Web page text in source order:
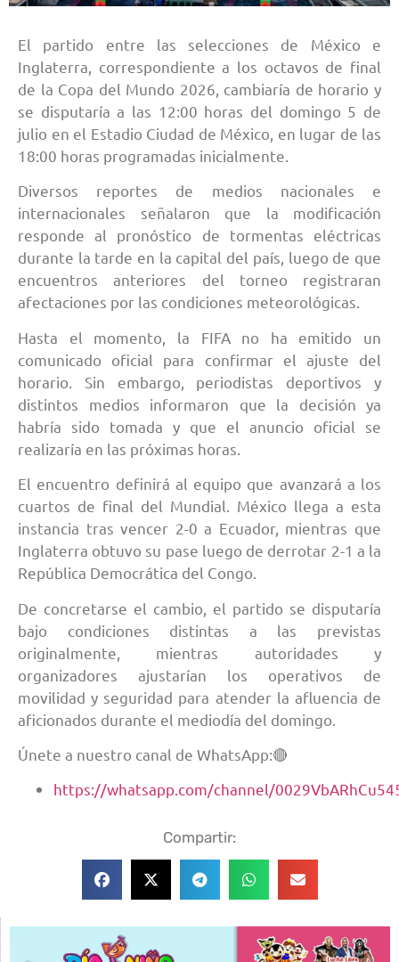
El partido entre las selecciones de México e
Inglaterra, correspondiente a los octavos de final
de la Copa del Mundo 2026, cambiaría de horario y
se disputaría a las 12:00 horas del domingo 5 de
julio en el Estadio Ciudad de México, en lugar de las
18:00 horas programadas inicialmente.
Diversos reportes de medios nacionales e
internacionales señalaron que la modificación
responde al pronóstico de tormentas eléctricas
durante la tarde en la capital del país, luego de que
encuentros anteriores del torneo registraran
afectaciones por las condiciones meteorológicas.
Hasta el momento, la FIFA no ha emitido un
comunicado oficial para confirmar el ajuste del
horario. Sin embargo, periodistas deportivos y
distintos medios informaron que la decisión ya
habría sido tomada y que el anuncio oficial se
realizaría en las próximas horas.
El encuentro definirá al equipo que avanzará a los
cuartos de final del Mundial. México llega a esta
instancia tras vencer 2-0 a Ecuador, mientras que
Inglaterra obtuvo su pase luego de derrotar 2-1 a la
República Democrática del Congo.
De concretarse el cambio, el partido se disputaría
bajo condiciones distintas a las previstas
originalmente, mientras autoridades y
organizadores ajustarían los operativos de
movilidad y seguridad para atender la afluencia de
aficionados durante el mediodía del domingo.
Únete a nuestro canal de WhatsApp:🔴
https://whatsapp.com/channel/
Compartir: